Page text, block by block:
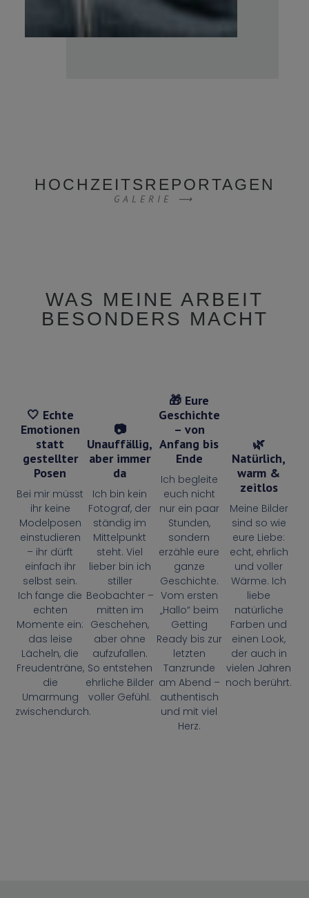
HOCHZEITSREPORTAGEN
GALERIE ⟶
WAS MEINE ARBEIT
BESONDERS MACHT
🤍 Echte
Emotionen
statt
gestellter
Posen
Bei mir müsst
ihr keine
Modelposen
einstudieren
– ihr dürft
einfach ihr
selbst sein.
Ich fange die
echten
Momente ein:
das leise
Lächeln, die
Freudenträne,
die
Umarmung
zwischendurch.
📷
Unauffällig,
aber immer
da
Ich bin kein
Fotograf, der
ständig im
Mittelpunkt
steht. Viel
lieber bin ich
stiller
Beobachter –
mitten im
Geschehen,
aber ohne
aufzufallen.
So entstehen
ehrliche Bilder
voller Gefühl.
🎁 Eure
Geschichte
– von
Anfang bis
Ende
Ich begleite
euch nicht
nur ein paar
Stunden,
sondern
erzähle eure
ganze
Geschichte.
Vom ersten
„Hallo“ beim
Getting
Ready bis zur
letzten
Tanzrunde
am Abend –
authentisch
und mit viel
Herz.
🌿
Natürlich,
warm &
zeitlos
Meine Bilder
sind so wie
eure Liebe:
echt, ehrlich
und voller
Wärme. Ich
liebe
natürliche
Farben und
einen Look,
der auch in
vielen Jahren
noch berührt.